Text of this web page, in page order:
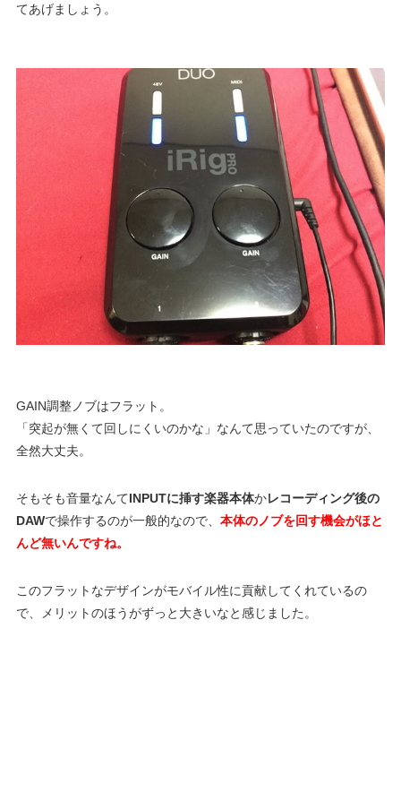
てあげましょう。
GAIN調整ノブはフラット。
「突起が無くて回しにくいのかな」なんて思っていたのですが、
全然大丈夫。
そもそも音量なんてINPUTに挿す楽器本体かレコーディング後の
DAWで操作するのが一般的なので、 本体のノブを回す機会がほと
んど無いんですね。
このフラットなデザインがモバイル性に貢献してくれているの
で、メリットのほうがずっと大きいなと感じました。